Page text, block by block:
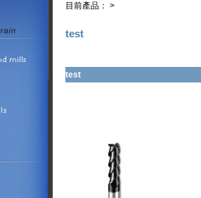
目前產品： >
test
test